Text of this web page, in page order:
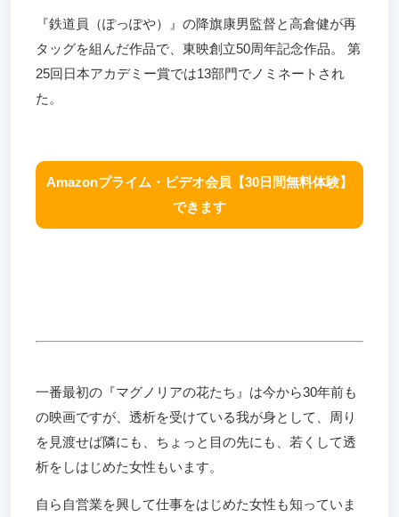
『鉄道員（ぽっぽや）』の降旗康男監督と高倉健が再
タッグを組んだ作品で、東映創立50周年記念作品。 第
25回日本アカデミー賞では13部門でノミネートされ
た。
Amazonプライム・ビデオ会員【30日間無料体験】
できます
一番最初の『マグノリアの花たち』は今から30年前も
の映画ですが、透析を受けている我が身として、周り
を見渡せば隣にも、ちょっと目の先にも、若くして透
析をしはじめた女性もいます。
自ら自営業を興して仕事をはじめた女性も知っていま